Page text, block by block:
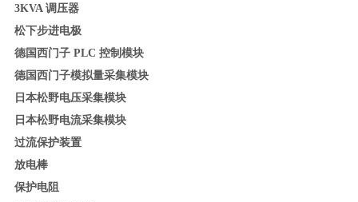
3KVA 调压器
松下步进电极
德国西门子PLC 控制模块
德国西门子模拟量采集模块
日本松野电压采集模块
日本松野电流采集模块
过流保护装置
放电棒
保护电阻